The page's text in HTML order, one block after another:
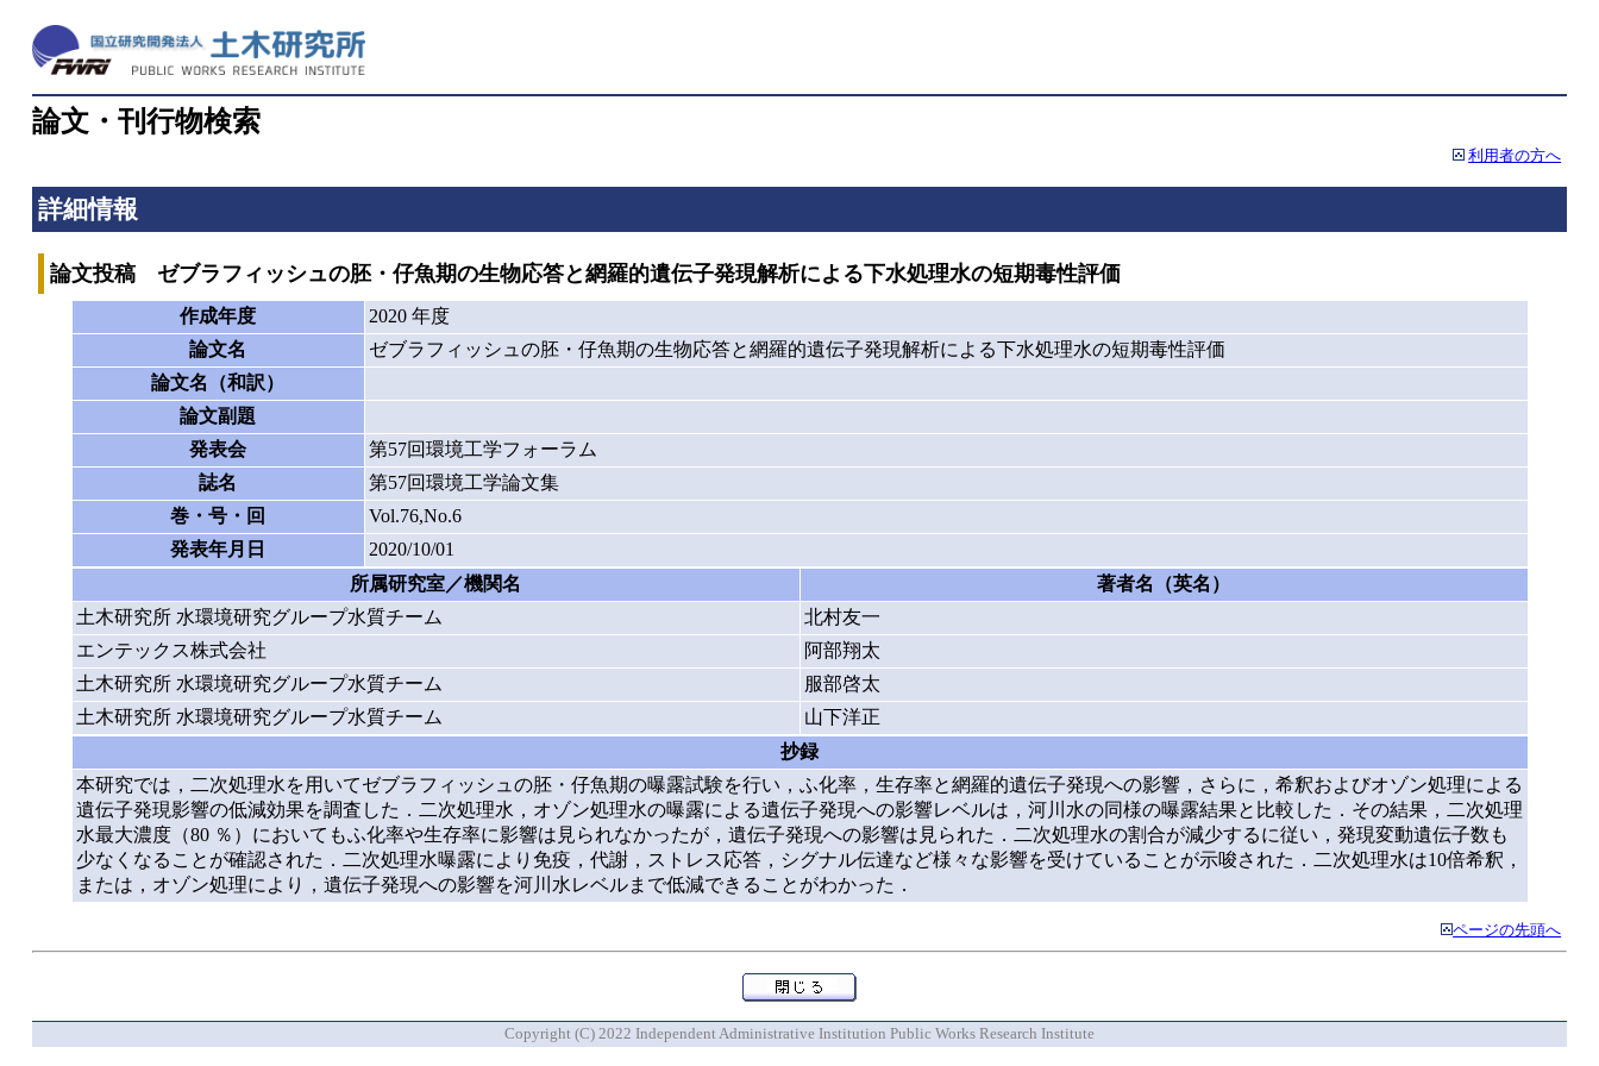
論文・刊行物検索
利用者の方へ
詳細情報
論文投稿 ゼブラフィッシュの胚・仔魚期の生物応答と網羅的遺伝子発現解析による下水処理水の短期毒性評価
作成年度
2020 年度
論文名
ゼブラフィッシュの胚・仔魚期の生物応答と網羅的遺伝子発現解析による下水処理水の短期毒性評価
論文名（和訳）
論文副題
発表会
第57回環境工学フォーラム
誌名
第57回環境工学論文集
巻・号・回
Vol.76,No.6
発表年月日
2020/10/01
所属研究室／機関名
著者名（英名）
土木研究所 水環境研究グループ水質チーム
北村友一
エンテックス株式会社
阿部翔太
土木研究所 水環境研究グループ水質チーム
服部啓太
土木研究所 水環境研究グループ水質チーム
山下洋正
抄録
本研究では，二次処理水を用いてゼブラフィッシュの胚・仔魚期の曝露試験を行い，ふ化率，生存率と網羅的遺伝子発現への影響，さらに，希釈およびオゾン処理による
遺伝子発現影響の低減効果を調査した．二次処理水，オゾン処理水の曝露による遺伝子発現への影響レベルは，河川水の同様の曝露結果と比較した．その結果，二次処理
水最大濃度（80 ％）においてもふ化率や生存率に影響は見られなかったが，遺伝子発現への影響は見られた．二次処理水の割合が減少するに従い，発現変動遺伝子数も
少なくなることが確認された．二次処理水曝露により免疫，代謝，ストレス応答，シグナル伝達など様々な影響を受けていることが示唆された．二次処理水は10倍希釈，
または，オゾン処理により，遺伝子発現への影響を河川水レベルまで低減できることがわかった．
ページの先頭へ
Copyright (C) 2022 Independent Administrative Institution Public Works Research Institute